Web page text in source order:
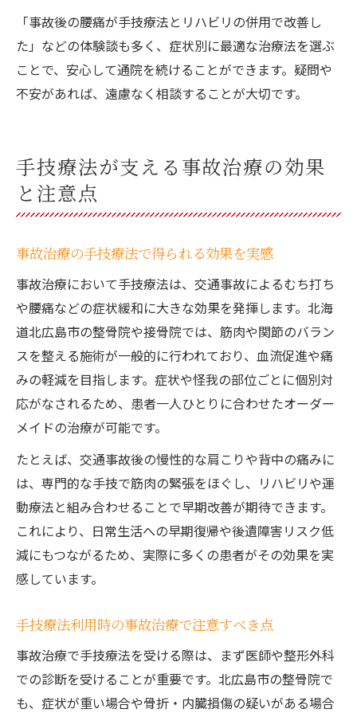
「事故後の腰痛が手技療法とリハビリの併用で改善し
た」などの体験談も多く、症状別に最適な治療法を選ぶ
ことで、安心して通院を続けることができます。疑問や
不安があれば、遠慮なく相談することが大切です。
手技療法が支える事故治療の効果
と注意点
事故治療の手技療法で得られる効果を実感
事故治療において手技療法は、交通事故によるむち打ち
や腰痛などの症状緩和に大きな効果を発揮します。北海
道北広島市の整骨院や接骨院では、筋肉や関節のバラン
スを整える施術が一般的に行われており、血流促進や痛
みの軽減を目指します。症状や怪我の部位ごとに個別対
応がなされるため、患者一人ひとりに合わせたオーダー
メイドの治療が可能です。
たとえば、交通事故後の慢性的な肩こりや背中の痛みに
は、専門的な手技で筋肉の緊張をほぐし、リハビリや運
動療法と組み合わせることで早期改善が期待できます。
これにより、日常生活への早期復帰や後遺障害リスク低
減にもつながるため、実際に多くの患者がその効果を実
感しています。
手技療法利用時の事故治療で注意すべき点
事故治療で手技療法を受ける際は、まず医師や整形外科
での診断を受けることが重要です。北広島市の整骨院で
も、症状が重い場合や骨折・内臓損傷の疑いがある場合